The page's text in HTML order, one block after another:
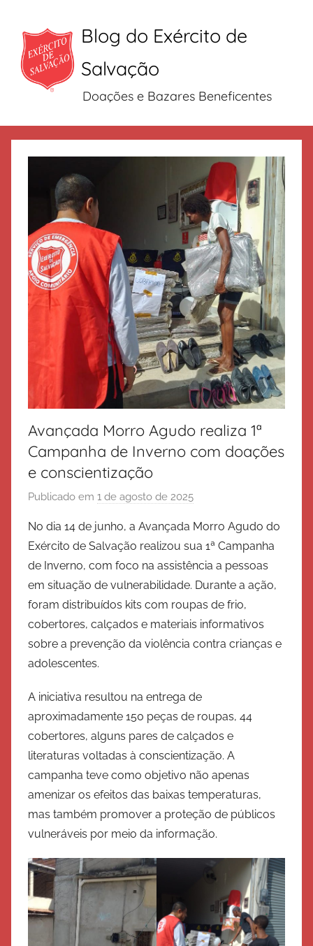
Blog do Exército de
Salvação
Doações e Bazares Beneficentes
Avançada Morro Agudo realiza 1ª
Campanha de Inverno com doações
e conscientização
Publicado em 1 de agosto de 2025
r
E
x
é
r
c
i
d
e
S
a
ç
ã
o
No dia 14 de junho, a Avançada Morro Agudo do
Exército de Salvação realizou sua 1ª Campanha
de Inverno, com foco na assistência a pessoas
em situação de vulnerabilidade. Durante a ação,
foram distribuídos kits com roupas de frio,
cobertores, calçados e materiais informativos
sobre a prevenção da violência contra crianças e
adolescentes.
A iniciativa resultou na entrega de
aproximadamente 150 peças de roupas, 44
cobertores, alguns pares de calçados e
literaturas voltadas à conscientização. A
campanha teve como objetivo não apenas
amenizar os efeitos das baixas temperaturas,
mas também promover a proteção de públicos
vulneráveis por meio da informação.